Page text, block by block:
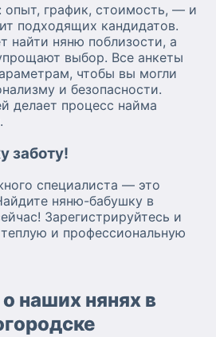
опыт, график, стоимость, — и
подходящих кандидатов.
найти няню поблизости, а
выбор. Все анкеты
чтобы вы могли
и безопасности.
делает процесс найма
заботу!
специалиста — это
няню-бабушку в
Зарегистрируйтесь и
и профессиональную
наших нянях в